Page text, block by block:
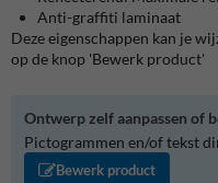
Anti-graffiti laminaat
Deze eigenschappen kan je
op de knop 'Bewerk product'
Ontwerp zelf aanpassen of
Pictogrammen en/of tekst
Bewerk product